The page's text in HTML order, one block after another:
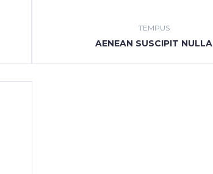
TEMPUS
AENEAN SUSCIPIT NULLA